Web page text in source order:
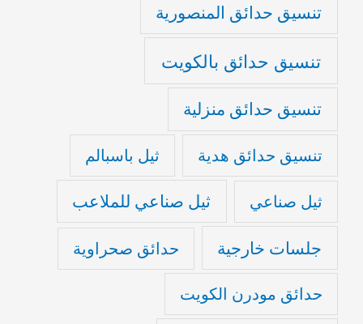
تنسيق حدائق المنصورية
تنسيق حدائق بالكويت
تنسيق حدائق منزلية
تنسيق حدائق هدية ثيل باسبالم
ثيل صناعي ثيل صناعي للملاعب
جلسات خارجية حدائق صحراوية
حدائق مودرن الكويت